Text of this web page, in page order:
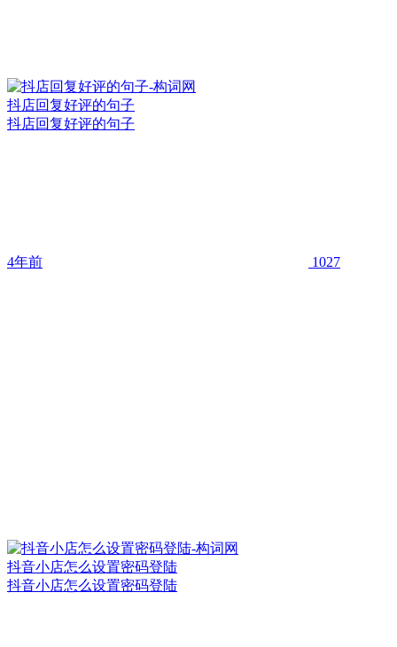
抖店回复好评的句子
抖店回复好评的句子
4年前 1027
抖音小店怎么设置密码登陆
抖音小店怎么设置密码登陆